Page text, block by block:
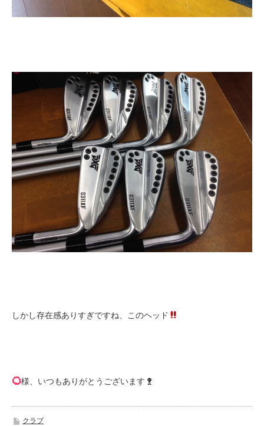
しかし存在感ありすぎですね、このヘッド
様、いつもありがとうございます
クラブ